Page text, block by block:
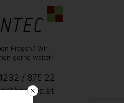
Fragen? Wir
gerne weiter!
/ 875 22